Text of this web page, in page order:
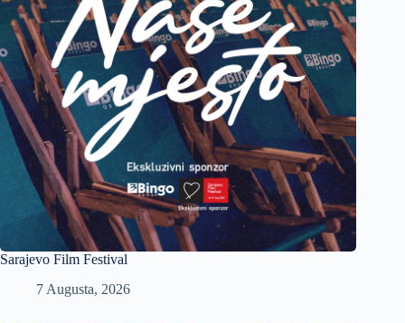
Sarajevo Film Festival
7 Augusta, 2026